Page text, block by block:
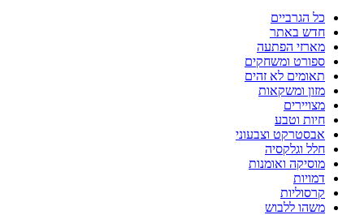
כל הגרביים
חדש באתר
מארזי הפתעה
ספורט ומשחקים
תאומים לא זהים
מזון ומשקאות
מצויירים
חיות וטבע
אבסטרקט וצבעוני
חלל וגלקסיה
מוסיקה ואומנות
דמויות
קרסוליות
משהו ללבוש